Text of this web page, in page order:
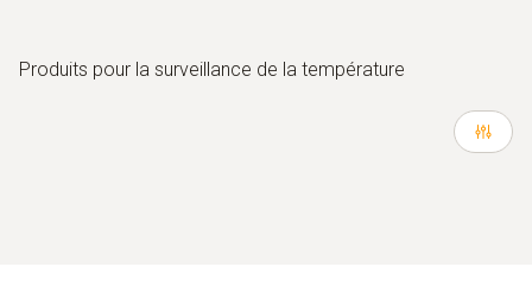
Produits pour la surveillance de la température